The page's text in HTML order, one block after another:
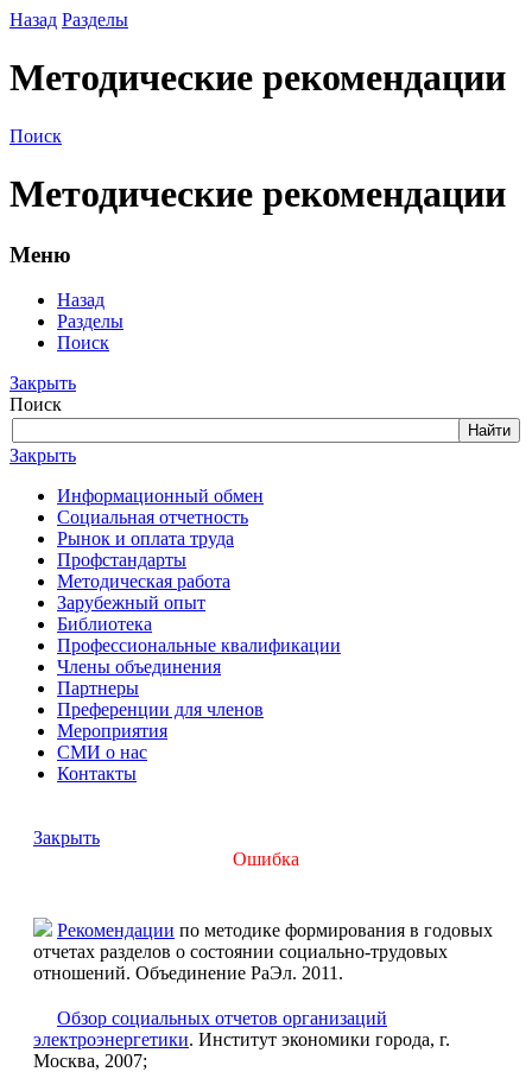
Назад Разделы
Методические рекомендации
Поиск
Методические рекомендации
Меню
Назад
Разделы
Поиск
Закрыть
Поиск
Закрыть
Информационный обмен
Социальная отчетность
Рынок и оплата труда
Профстандарты
Методическая работа
Зарубежный опыт
Библиотека
Профессиональные квалификации
Члены объединения
Партнеры
Преференции для членов
Мероприятия
СМИ о нас
Контакты
Закрыть
Ошибка
Рекомендации по методике формирования в годовых
отчетах разделов о состоянии социально-трудовых
отношений. Объединение РаЭл. 2011.
Обзор социальных отчетов организаций
электроэнергетики. Институт экономики города, г.
Москва, 2007;